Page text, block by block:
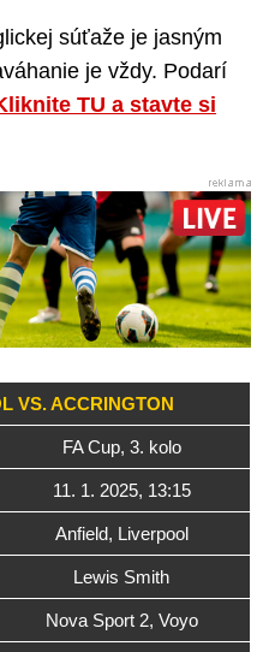
súťaže je jasným
je vždy. Podarí
TU a stavte si
VS. ACCRINGTON
FA Cup, 3. kolo
11. 1. 2025, 13:15
Anfield, Liverpool
Lewis Smith
Nova Sport 2, Voyo